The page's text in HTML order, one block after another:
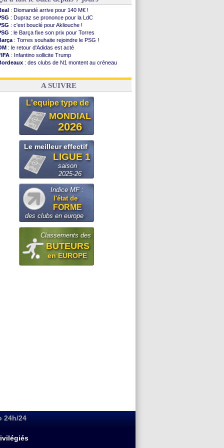
: Diomandé arrive pour 140 M€ !
: Dupraz se prononce pour la LdC
: c'est bouclé pour Akliouche !
: le Barça fixe son prix pour Torres
: Torres souhaite rejoindre le PSG !
: le retour d'Adidas est acté
: Infantino sollicite Trump
: des clubs de N1 montent au créneau
: le démenti de Leipzig pour Diomandé
A SUIVRE
L'equipe type de
MONDIAL
2026
Le meilleur effectif
LIGUE 1
saison
2025-26
Indice MF :
l'état de
FORME
des clubs en europe
Classements des
BUTEURS
en EUROPE
24h/24